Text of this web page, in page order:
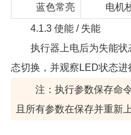
蓝色常亮 电机
4.1.3 使能 / 失能
执行器上电后为失能
态切换，并观察LED状态进
注：执行参数保存命
且所有参数在保存并重新